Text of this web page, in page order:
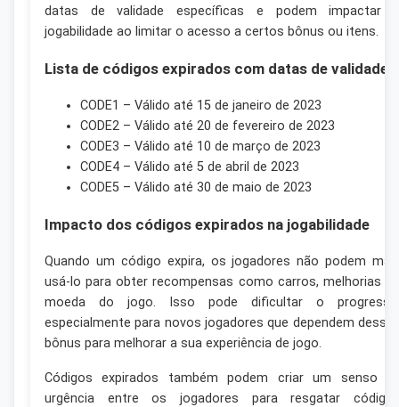
datas de validade específicas e podem impactar
jogabilidade ao limitar o acesso a certos bônus ou itens.
Lista de códigos expirados com datas de validade
CODE1 – Válido até 15 de janeiro de 2023
CODE2 – Válido até 20 de fevereiro de 2023
CODE3 – Válido até 10 de março de 2023
CODE4 – Válido até 5 de abril de 2023
CODE5 – Válido até 30 de maio de 2023
Impacto dos códigos expirados na jogabilidade
Quando um código expira, os jogadores não podem
usá-lo para obter recompensas como carros, melhorias
moeda do jogo. Isso pode dificultar o
especialmente para novos jogadores que dependem
bônus para melhorar a sua experiência de jogo.
Códigos expirados também podem criar um senso
urgência entre os jogadores para resgatar